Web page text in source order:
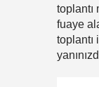
toplantı
fuaye